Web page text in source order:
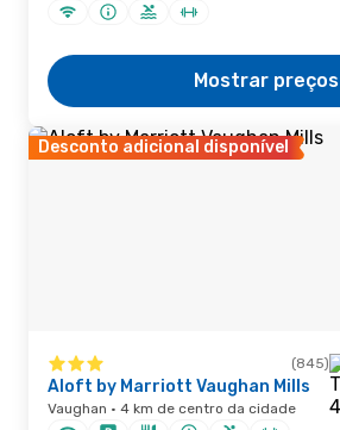
Mostrar preços
Desconto adicional disponível
(845)
Aloft by Marriott Vaughan Mills
Vaughan · 4 km de centro da cidade